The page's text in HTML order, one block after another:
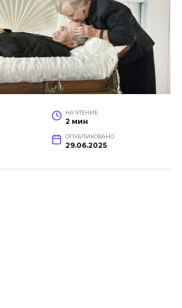
НА ЧТЕНИЕ
2 мин
ОПУБЛИКОВАНО
29.06.2025